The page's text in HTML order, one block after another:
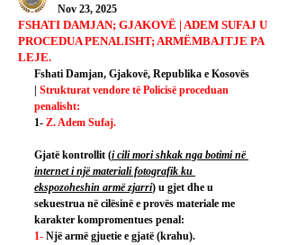
FSHATI DAMJAN; GJAKOVË | ADEM SUFAJ U
PROCEDUA PENALISHT; ARMËMBAJTJE PA
LEJE.
Nov 23, 2025
Fshati Damjan, Gjakovë, Republika e Kosovës
Strukturat vendore të Policisë proceduan
penalisht:
1- Z. Adem Sufaj.
Gjatë kontrollit (i cili mori shkak nga botimi në
internet i një materiali fotografik ku
ekspozoheshin armë zjarri) u gjet dhe u
sekuestrua në cilësinë e provës materiale me
karakter kompromentues penal:
1- Një armë gjuetie e gjatë (krahu).